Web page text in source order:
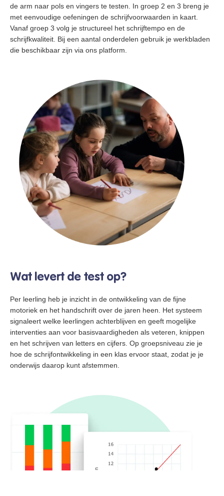
de arm naar pols en vingers te testen. In groep 2 en 3 breng je
met eenvoudige oefeningen de schrijfvoorwaarden in kaart.
Vanaf groep 3 volg je structureel het schrijftempo en de
schrijfkwaliteit. Bij een aantal onderdelen gebruik je werkbladen
die beschikbaar zijn via ons platform.
Wat levert de test op?
Per leerling heb je inzicht in de ontwikkeling van de fijne
motoriek en het handschrift over de jaren heen. Het systeem
signaleert welke leerlingen achterblijven en geeft mogelijke
interventies aan voor basisvaardigheden als veteren, knippen
en het schrijven van letters en cijfers. Op groepsniveau zie je
hoe de schrijfontwikkeling in een klas ervoor staat, zodat je je
onderwijs daarop kunt afstemmen.